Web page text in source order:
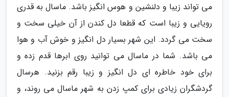
می تواند زیبا و دلنشین و هوس انگیز باشد. ماسال به قدری
رویایی و زیبا است که قطعا دل کندن از آن خیلی سخت و
سخت می گردد. این شهر بسیار دل انگیز و خوش آب و هوا
می باشد. شما در ماسال می توانید روی ابرها قدم زده و
برای خود خاطره ای دل انگیز و زیبا رقم بزنید. هرسال
گردشگران زیادی برای کمپ زدن به شهر ماسال می روند، و